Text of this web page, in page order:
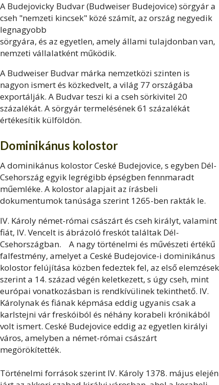
A Budejovicky Budvar (Budweiser Budejovice) sörgyár a
cseh "nemzeti kincsek" közé számít, az ország negyedik
legnagyobb
sörgyára, és az egyetlen, amely állami tulajdonban van,
nemzeti vállalatként működik.
A Budweiser Budvar márka nemzetközi szinten is
nagyon ismert és közkedvelt, a világ 77 országába
exportálják. A Budvar teszi ki a cseh sörkivitel 20
százalékát. A sörgyár termelésének 61 százalékát
értékesítik külföldön.
Dominikánus kolostor
A dominikánus kolostor Ceské Budejovice, s egyben Dél-
Csehország egyik legrégibb épségben fennmaradt
műemléke. A kolostor alapjait az írásbeli
dokumentumok tanúsága szerint 1265-ben rakták le.
IV. Károly német-római császárt és cseh királyt, valamint
fiát, IV. Vencelt is ábrázoló freskót találtak Dél-
Csehországban. A nagy történelmi és művészeti értékű
falfestmény, amelyet a Ceské Budejovice-i dominikánus
kolostor felújítása közben fedeztek fel, az első elemzések
szerint a 14. század végén keletkezett, s úgy cseh, mint
európai vonatkozásban is rendkívülinek tekinthető. IV.
Károlynak és fiának képmása eddig ugyanis csak a
karlstejni vár freskóiból és néhány korabeli krónikából
volt ismert. Ceské Budejovice eddig az egyetlen királyi
város, amelyben a német-római császárt
megörökítették.
Történelmi források szerint IV. Károly 1378. május elején